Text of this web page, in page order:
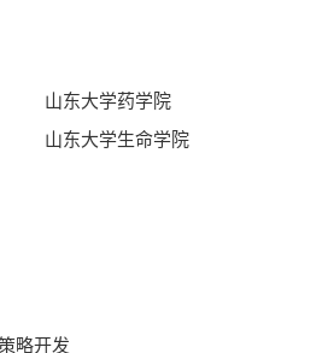
山东大学药学院
山东大学生命学院
略开发